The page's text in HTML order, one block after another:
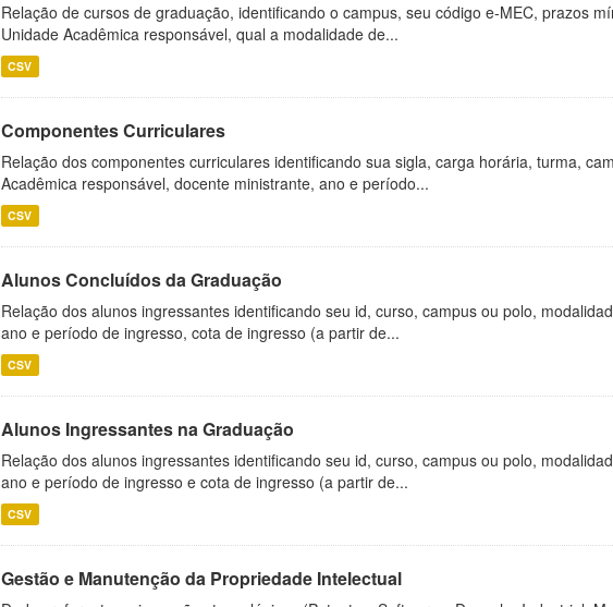
Relação de cursos de graduação, identificando o campus, seu código e-MEC, prazos
Unidade Acadêmica responsável, qual a modalidade de...
CSV
Componentes Curriculares
Relação dos componentes curriculares identificando sua sigla, carga horária, turma,
Acadêmica responsável, docente ministrante, ano e período...
CSV
Alunos Concluídos da Graduação
Relação dos alunos ingressantes identificando seu id, curso, campus ou polo,
ano e período de ingresso, cota de ingresso (a partir de...
CSV
Alunos Ingressantes na Graduação
Relação dos alunos ingressantes identificando seu id, curso, campus ou polo,
ano e período de ingresso e cota de ingresso (a partir de...
CSV
Gestão e Manutenção da Propriedade Intelectual